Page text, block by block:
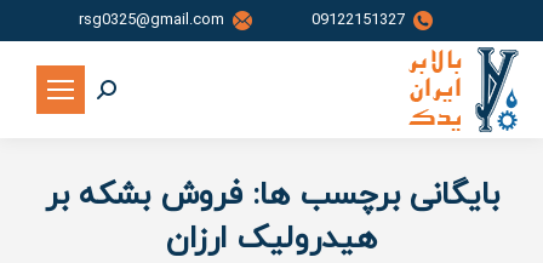
09122151327
rsg0325@gmail.com
جستجو:
بایگانی برچسب ها:فروش بشکه بر
هیدرولیک ارزان